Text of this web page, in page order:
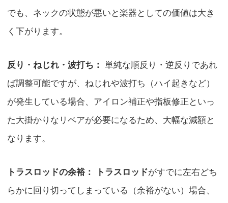
でも、ネックの状態が悪いと楽器としての価値は大き
く下がります。
反り・ねじれ・波打ち： 単純な順反り・逆反りであれ
ば調整可能ですが、ねじれや波打ち（ハイ起きなど）
が発生している場合、アイロン補正や指板修正といっ
た大掛かりなリペアが必要になるため、大幅な減額と
なります。
トラスロッドの余裕： トラスロッドがすでに左右どち
らかに回り切ってしまっている（余裕がない）場合、